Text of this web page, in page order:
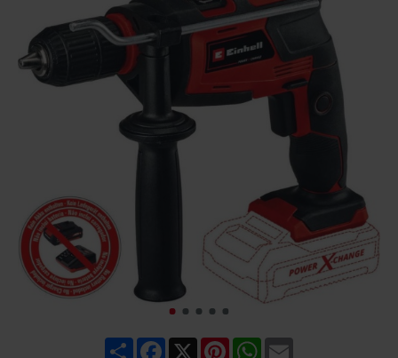
Share Facebook PinterestWhatsApp